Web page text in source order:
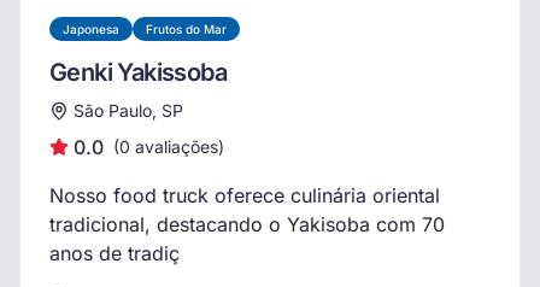
Japonesa Frutos do Mar
Genki Yakissoba
São Paulo, SP
0.0 (0 avaliações)
Nosso food truck oferece culinária oriental
tradicional, destacando o Yakisoba com 70
anos de tradiç